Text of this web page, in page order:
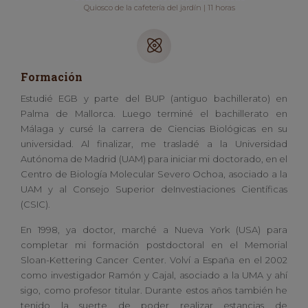
Quiosco de la cafetería del jardín | 11 horas
Formación
Estudié EGB y parte del BUP (antiguo bachillerato) en
Palma de Mallorca. Luego terminé el bachillerato en
Málaga y cursé la carrera de Ciencias Biológicas en su
universidad. Al finalizar, me trasladé a la Universidad
Autónoma de Madrid (UAM) para iniciar mi doctorado, en el
Centro de Biología Molecular Severo Ochoa, asociado a la
UAM y al Consejo Superior deInvestiaciones Científicas
(CSIC).
En 1998, ya doctor, marché a Nueva York (USA) para
completar mi formación postdoctoral en el Memorial
Sloan-Kettering Cancer Center. Volví a España en el 2002
como investigador Ramón y Cajal, asociado a la UMA y ahí
sigo, como profesor titular. Durante estos años también he
tenido la suerte de poder realizar estancias de